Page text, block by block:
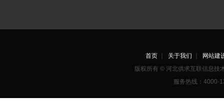
首页｜ 关于我们
网站建
版权所有 © 河北供求互联信息
服务热线：4000-